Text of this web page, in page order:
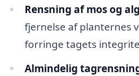
Rensning af mos og
fjernelse af planternes
forringe tagets
Almindelig